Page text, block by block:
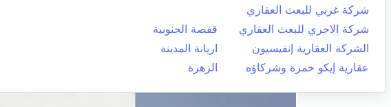
شركة غربي للبعث العقاري
شركة الاجري للبعث العقاري
قفصة الجنوبية
الشركة العقارية إنفيسيون
اريانة المدينة
عقارية إيكو حمزة وشركاؤه
الزهرة